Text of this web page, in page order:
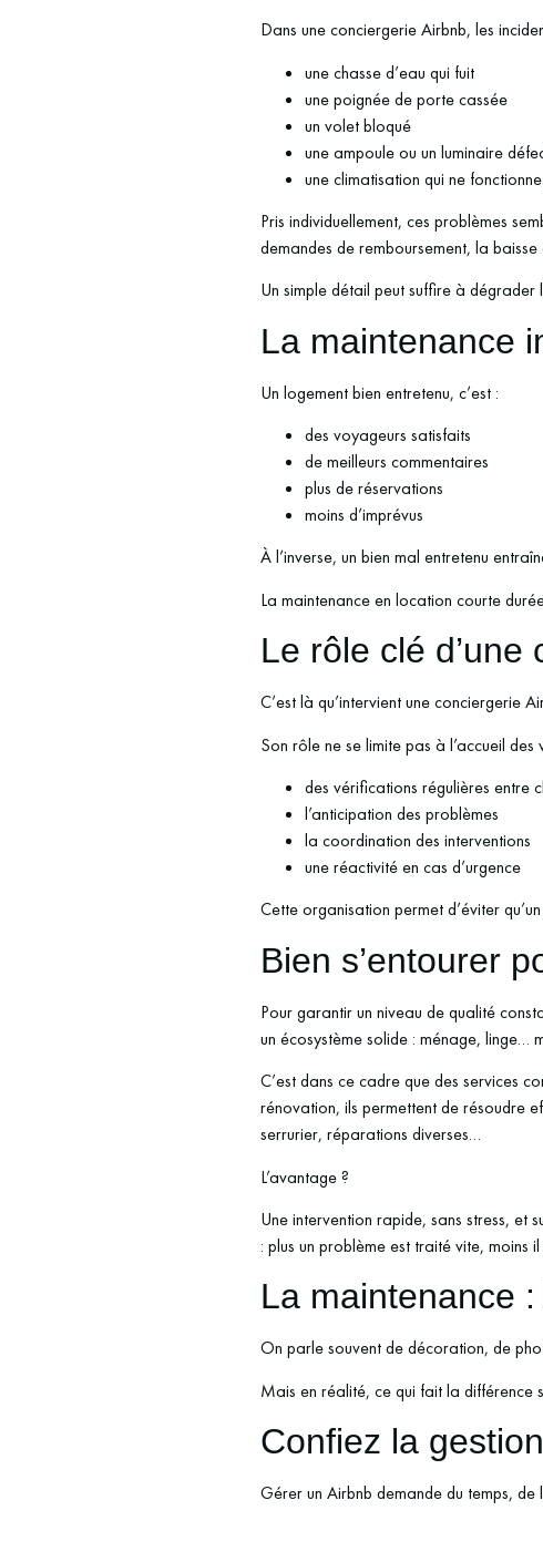
Dans une conciergerie Airbnb, les
une chasse d’eau qui fuit
une poignée de porte cassée
un volet bloqué
une ampoule ou un luminaire
une climatisation qui ne
Pris individuellement, ces problèmes
demandes de remboursement, la
Un simple détail peut suffire à
La maintenance
Un logement bien entretenu, c’est :
des voyageurs satisfaits
de meilleurs commentaires
plus de réservations
moins d’imprévus
À l’inverse, un bien mal entretenu
La maintenance en location courte
Le rôle clé
C’est là qu’intervient une conciergerie
Son rôle ne se limite pas à l’accueil
des vérifications régulières entre
l’anticipation des problèmes
la coordination des interventions
une réactivité en cas d’urgence
Cette organisation permet d’éviter
Bien s’entourer
Pour garantir un niveau de qualité
un écosystème solide : ménage, linge…
C’est dans ce cadre que des services
rénovation, ils permettent de résoudre
serrurier, réparations diverses…
L’avantage ?
Une intervention rapide, sans stress, et
: plus un problème est traité vite, moins
La maintenance
On parle souvent de décoration, de
Mais en réalité, ce qui fait la différence
Confiez la
Gérer un Airbnb demande du temps,